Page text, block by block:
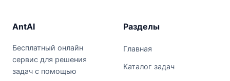
AntAI
Бесплатный онлайн
сервис для решения
задач с помощью
Разделы
Главная
Каталог задач